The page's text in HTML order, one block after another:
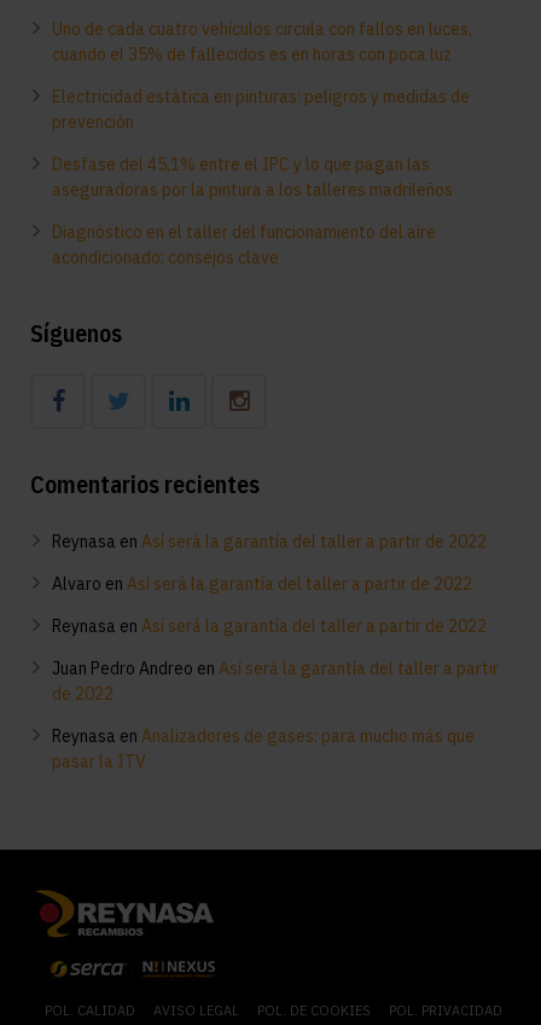
Uno de cada cuatro vehículos circula con fallos en luces,
cuando el 35% de fallecidos es en horas con poca luz
Electricidad estática en pinturas: peligros y medidas de
prevención
Desfase del 45,1% entre el IPC y lo que pagan las
aseguradoras por la pintura a los talleres madrileños
Diagnóstico en el taller del funcionamiento del aire
acondicionado: consejos clave
Síguenos
Comentarios recientes
Reynasa en Así será la garantía del taller a partir de 2022
Alvaro en Así será la garantía del taller a partir de 2022
Reynasa en Así será la garantía del taller a partir de 2022
Juan Pedro Andreo en Así será la garantía del taller a partir
de 2022
Reynasa en Analizadores de gases: para mucho más que
pasar la ITV
POL. CALIDAD AVISO LEGAL POL. DE COOKIES POL. PRIVACIDAD